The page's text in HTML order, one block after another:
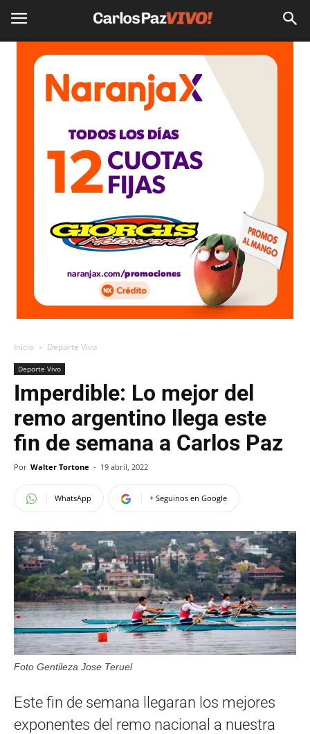
Inicio Deporte Vivo
Deporte Vivo
Imperdible: Lo mejor del
remo argentino llega este
fin de semana a Carlos Paz
Por Walter Tortone - 19 abril, 2022
WhatsApp + Seguinos en Google
Foto Gentileza Jose Teruel
Este fin de semana llegaran los mejores
exponentes del remo nacional a nuestra